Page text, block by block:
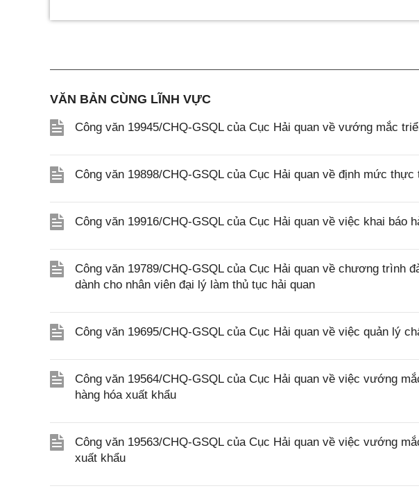
VĂN BẢN CÙNG LĨNH VỰC
Công văn 19945/CHQ-GSQL của Cục Hải quan về vướng mắc
Công văn 19898/CHQ-GSQL của Cục Hải quan về định mức thực
Công văn 19916/CHQ-GSQL của Cục Hải quan về việc khai báo
Công văn 19789/CHQ-GSQL của Cục Hải quan về chương trình
dành cho nhân viên đại lý làm thủ tục hải quan
Công văn 19695/CHQ-GSQL của Cục Hải quan về việc quản lý
Công văn 19564/CHQ-GSQL của Cục Hải quan về việc vướng
hàng hóa xuất khẩu
Công văn 19563/CHQ-GSQL của Cục Hải quan về việc vướng
xuất khẩu